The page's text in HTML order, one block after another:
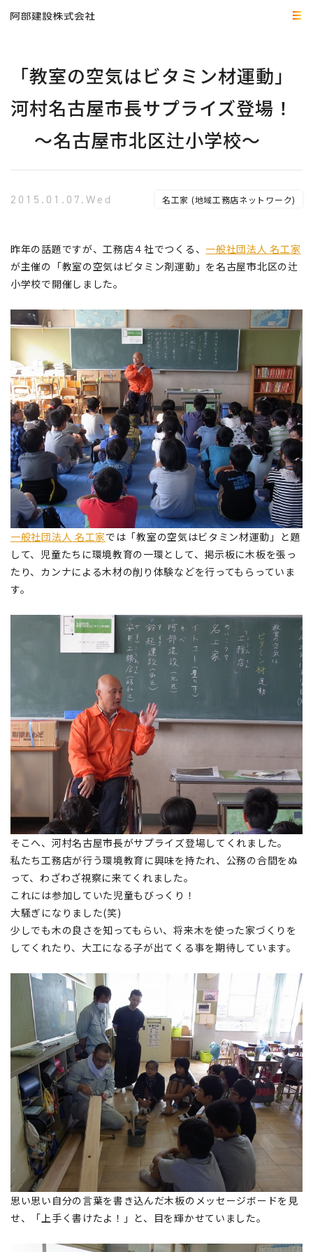
「教室の空気はビタミン材運動」
河村名古屋市長サプライズ登場！
～名古屋市北区辻小学校～
2015.01.07.Wed 名工家 (地域工務店ネットワーク)
昨年の話題ですが、工務店４社でつくる、 一般社団法人 名工家
が主催の「教室の空気はビタミン剤運動」を名古屋市北区の辻
小学校で開催しました。
一般社団法人 名工家では「教室の空気はビタミン材運動」と題
して、児童たちに環境教育の一環として、掲示板に木板を張っ
たり、カンナによる木材の削り体験などを行ってもらっていま
す。
そこへ、河村名古屋市長がサプライズ登場してくれました。
私たち工務店が行う環境教育に興味を持たれ、公務の合間をぬ
って、わざわざ視察に来てくれました。
これには参加していた児童もびっくり！
大騒ぎになりました(笑)
少しでも木の良さを知ってもらい、将来木を使った家づくりを
してくれたり、大工になる子が出てくる事を期待しています。
思い思い自分の言葉を書き込んだ木板のメッセージボードを見
せ、「上手く書けたよ！」と、目を輝かせていました。